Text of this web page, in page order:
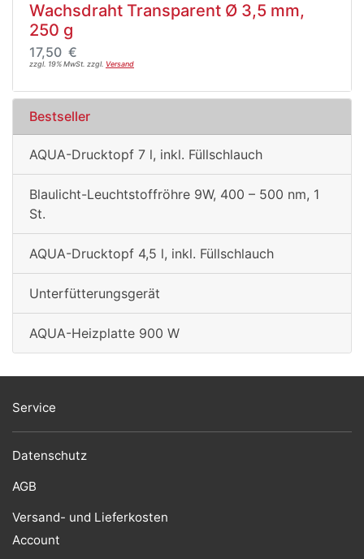
Wachsdraht Transparent Ø 3,5 mm,
250 g
17,50 €
zzgl. 19% MwSt. zzgl. Versand
Bestseller
AQUA-Drucktopf 7 l, inkl. Füllschlauch
Blaulicht-Leuchtstoffröhre 9W, 400 – 500 nm, 1
St.
AQUA-Drucktopf 4,5 l, inkl. Füllschlauch
Unterfütterungsgerät
AQUA-Heizplatte 900 W
Service
Datenschutz
AGB
Versand- und Lieferkosten
Account